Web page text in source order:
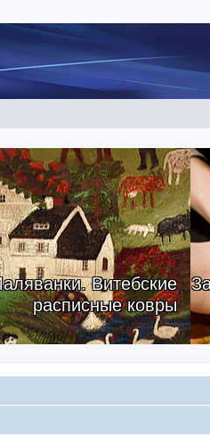
Витебские
расписные ковры